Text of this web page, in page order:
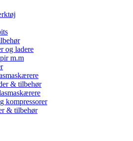
og ladere
m.m
& tilbehør
kompressorer
& tilbehør